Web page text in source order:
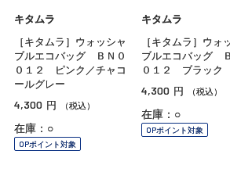
キタムラ
［キタムラ］ウォッシャ
ブルエコバッグ ＢＮ０
０１２ ピンク／チャコ
ールグレー
4,300 円 （税込）
在庫：○
OPポイント対象
キタムラ
［キタムラ］ウォ
ブルエコバッグ
０１２ ブラック
4,300 円 （税込）
在庫：○
OPポイント対象